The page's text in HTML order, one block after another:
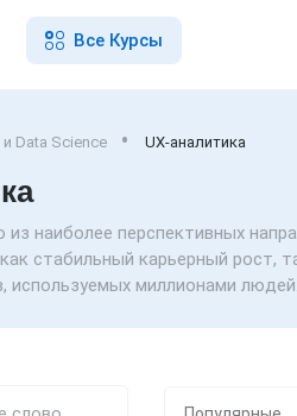
Все Курсы
Data Science UX-аналитика
наиболее перспективных
стабильный карьерный рост,
используемых миллионами людей.